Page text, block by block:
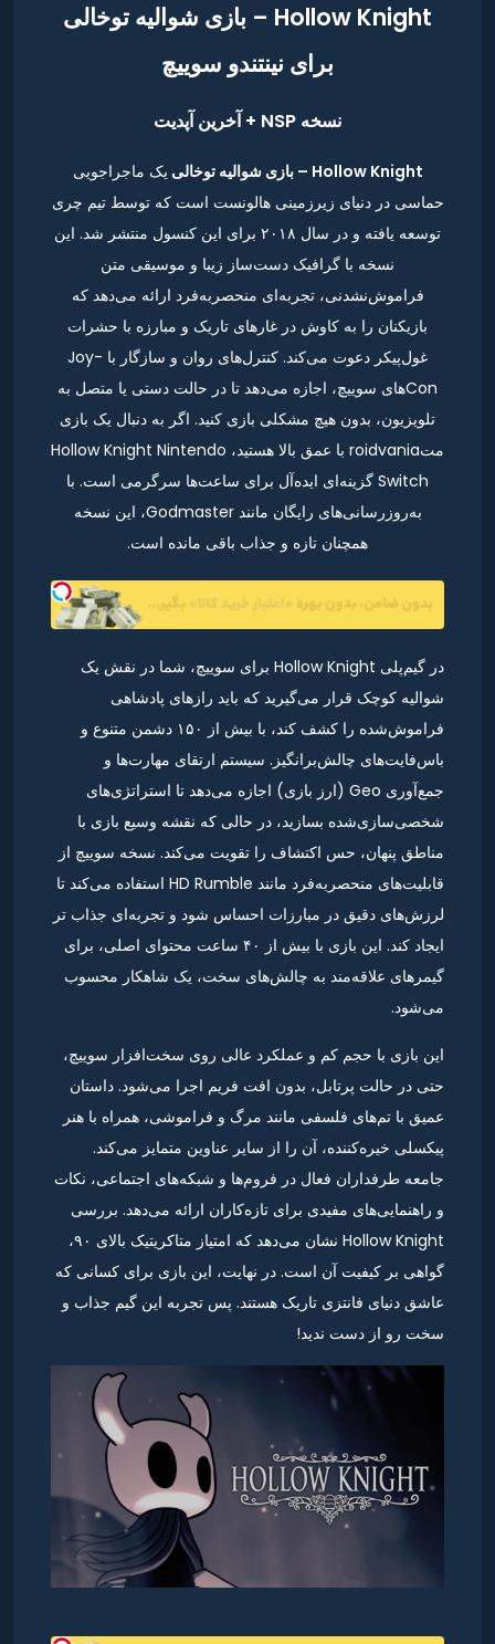
Hollow Knight – بازی شوالیه توخالی
برای نینتندو سوییچ
نسخه NSP + آخرین آپدیت
Hollow Knight – بازی شوالیه توخالی
یک ماجراجویی
حماسی در دنیای زیرزمینی هالونست است که توسط تیم چری
توسعه یافته و در سال ۲۰۱۸ برای این کنسول منتشر شد. این
نسخه با گرافیک دست‌ساز زیبا و موسیقی متن
فراموش‌نشدنی، تجربه‌ای منحصربه‌فرد ارائه می‌دهد که
بازیکنان را به کاوش در غارهای تاریک و مبارزه با حشرات
غول‌پیکر دعوت می‌کند. کنترل‌های روان و سازگار با Joy-
Conهای سوییچ، اجازه می‌دهد تا در حالت دستی یا متصل به
تلویزیون، بدون هیچ مشکلی بازی کنید. اگر به دنبال یک بازی
متroidvania با عمق بالا هستید، Hollow Knight Nintendo
Switch گزینه‌ای ایده‌آل برای ساعت‌ها سرگرمی است. با
به‌روزرسانی‌های رایگان مانند Godmaster، این نسخه
همچنان تازه و جذاب باقی مانده است.
در گیم‌پلی Hollow Knight برای سوییچ، شما در نقش یک
شوالیه کوچک قرار می‌گیرید که باید رازهای پادشاهی
فراموش‌شده را کشف کند، با بیش از ۱۵۰ دشمن متنوع و
باس‌فایت‌های چالش‌برانگیز. سیستم ارتقای مهارت‌ها و
جمع‌آوری Geo (ارز بازی) اجازه می‌دهد تا استراتژی‌های
شخصی‌سازی‌شده بسازید، در حالی که نقشه وسیع بازی با
مناطق پنهان، حس اکتشاف را تقویت می‌کند. نسخه سوییچ از
قابلیت‌های منحصربه‌فرد مانند HD Rumble استفاده می‌کند تا
لرزش‌های دقیق در مبارزات احساس شود و تجربه‌ای جذاب تر
ایجاد کند. این بازی با بیش از ۴۰ ساعت محتوای اصلی، برای
گیمرهای علاقه‌مند به چالش‌های سخت، یک شاهکار محسوب
می‌شود.
این بازی با حجم کم و عملکرد عالی روی سخت‌افزار سوییچ،
حتی در حالت پرتابل، بدون افت فریم اجرا می‌شود. داستان
عمیق با تم‌های فلسفی مانند مرگ و فراموشی، همراه با هنر
پیکسلی خیره‌کننده، آن را از سایر عناوین متمایز می‌کند.
جامعه طرفداران فعال در فروم‌ها و شبکه‌های اجتماعی، نکات
و راهنمایی‌های مفیدی برای تازه‌کاران ارائه می‌دهد. بررسی
Hollow Knight نشان می‌دهد که امتیاز متاکریتیک بالای ۹۰،
گواهی بر کیفیت آن است. در نهایت، این بازی برای کسانی که
عاشق دنیای فانتزی تاریک هستند. پس تجربه این گیم جذاب و
سخت رو از دست ندید!